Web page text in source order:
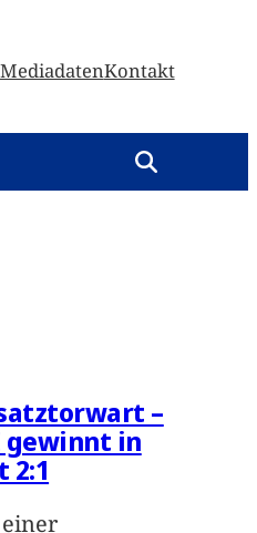
MediadatenKontakt
–
gewinnt in
2:1